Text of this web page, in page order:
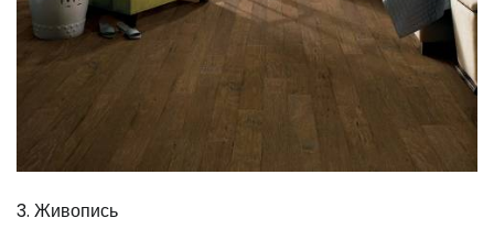
3. Живопись